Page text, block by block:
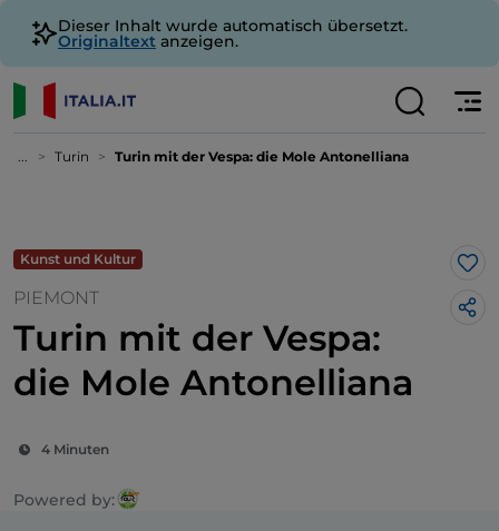
Dieser Inhalt wurde automatisch übersetzt.
Originaltext anzeigen.
... Turin Turin mit der Vespa: die Mole Antonelliana
Kunst und Kultur
PIEMONT
Turin mit der Vespa:
die Mole Antonelliana
4 Minuten
Powered by: